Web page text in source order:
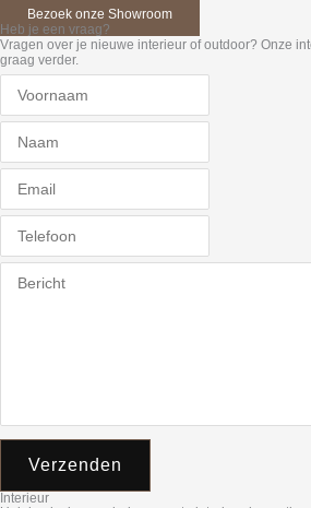
Bezoek onze Showroom
Heb je een vraag?
Vragen over je nieuwe interieur of outdoor? Onze
graag verder.
Verzenden
Interieur